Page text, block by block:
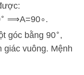
∘ ⟹A=90∘.
góc bằng 90∘ ,
giác vuông. Mệnh